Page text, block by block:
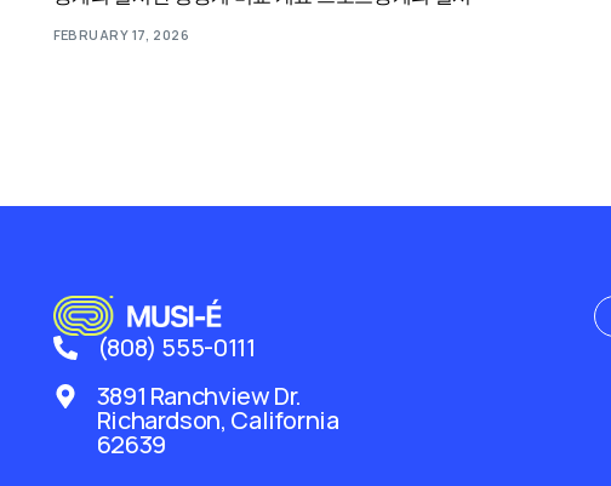
FEBRUARY 17, 2026
(808) 555-0111
3891 Ranchview Dr.
Richardson, California
62639